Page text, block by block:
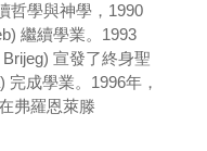
哲學與神學，1990
繼續學業。1993
宣發了終身聖
完成學業。1996年，
弗羅恩萊滕